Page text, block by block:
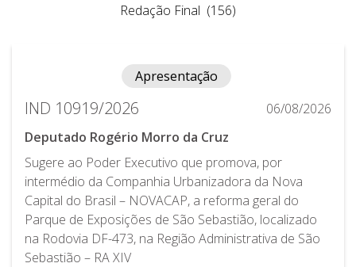
Redação Final (156)
Apresentação
IND 10919/2026
06/08/2026
Deputado Rogério Morro da Cruz
Sugere ao Poder Executivo que promova, por
intermédio da Companhia Urbanizadora da Nova
Capital do Brasil – NOVACAP, a reforma geral do
Parque de Exposições de São Sebastião, localizado
na Rodovia DF-473, na Região Administrativa de São
Sebastião – RA XIV